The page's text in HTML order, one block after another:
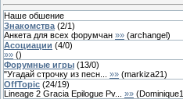
Наше обшение
Знакомства (2/1)
Анкета для всех форумчан »» (archangel)
Асоциации (4/0)
»» ()
Форумные игры (13/0)
"Угадай строчку из песн...
»» (markiza21)
OffTopic (24/19)
Lineage 2 Gracia Epilogue Pv...
»» (Dominique1